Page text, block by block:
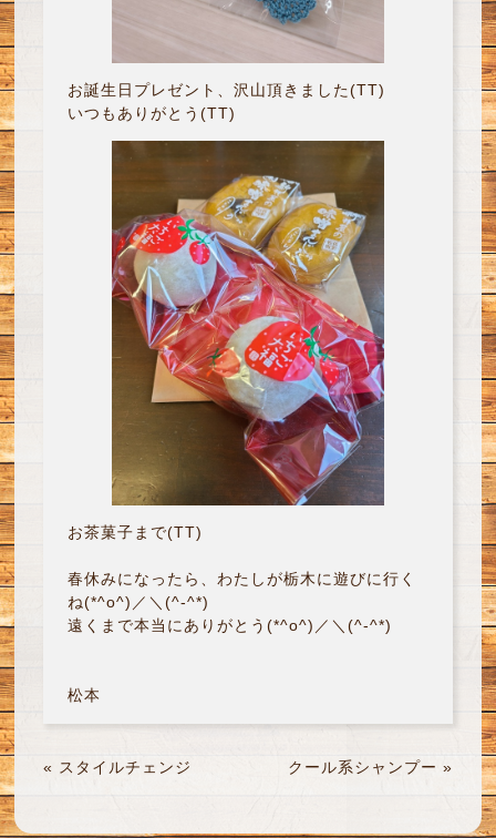
お誕生日プレゼント、沢山頂きました(TT)
いつもありがとう(TT)
お茶菓子まで(TT)
春休みになったら、わたしが栃木に遊びに行く
ね(*^o^)／＼(^-^*)
遠くまで本当にありがとう(*^o^)／＼(^-^*)
松本
« スタイルチェンジ クール系シャンプー »